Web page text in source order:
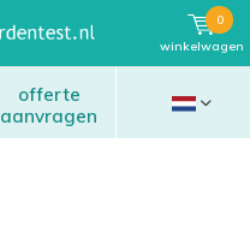
offerte
aanvragen
winkelwagen
0